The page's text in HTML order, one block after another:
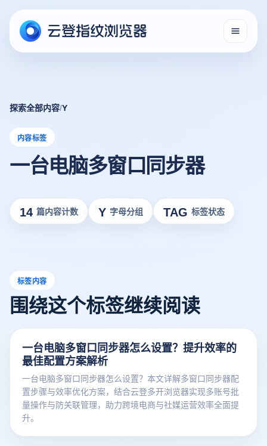
探索全部内容/Y
内容标签
一台电脑多窗口同步器
14 篇内容计数 Y 字母分组 TAG 标签状态
标签内容
围绕这个标签继续阅读
一台电脑多窗口同步器怎么设置？提升效率的
最佳配置方案解析
一台电脑多窗口同步器怎么设置？本文详解多窗口同步器配
置步骤与效率优化方案，结合云登多开浏览器实现多账号批
量操作与防关联管理，助力跨境电商与社媒运营效率全面提
升。